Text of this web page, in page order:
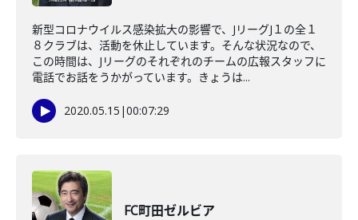
新型コロナウイルス感染拡大の影響で、JリーグJ１の全１
８クラブは、活動を休止しています。そんな状況なので、
この時間は、Jリーグのそれぞれのチームの広報スタッフに
電話でお話をうかがっています。きょうは...
2020.05.15 |00:07:29
FC町田ゼルビア